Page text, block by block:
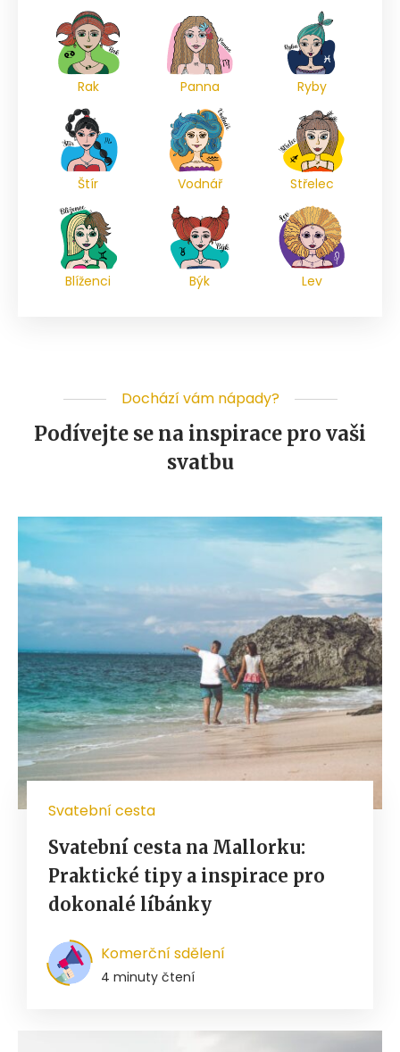
Rak Panna Ryby
Štír Vodnář Střelec
Blíženci Býk Lev
Dochází vám nápady?
Podívejte se na inspirace pro vaši
svatbu
Svatební cesta
Svatební cesta na Mallorku:
Praktické tipy a inspirace pro
dokonalé líbánky
Komerční sdělení
4 minuty čtení